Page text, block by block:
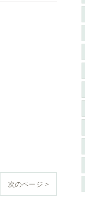
次のページ >